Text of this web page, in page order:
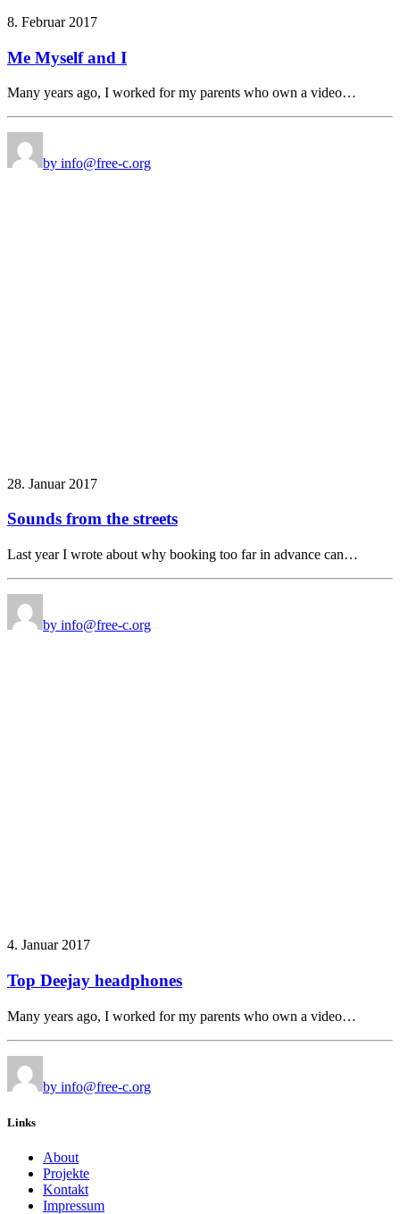
8. Februar 2017
Me Myself and I
Many years ago, I worked for my parents who own a video…
by info@free-c.org
28. Januar 2017
Sounds from the streets
Last year I wrote about why booking too far in advance can…
by info@free-c.org
4. Januar 2017
Top Deejay headphones
Many years ago, I worked for my parents who own a video…
by info@free-c.org
Links
About
Projekte
Kontakt
Impressum